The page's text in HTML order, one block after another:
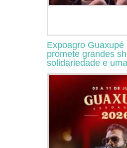
Expoagro Guaxupé
promete grandes
solidariedade e